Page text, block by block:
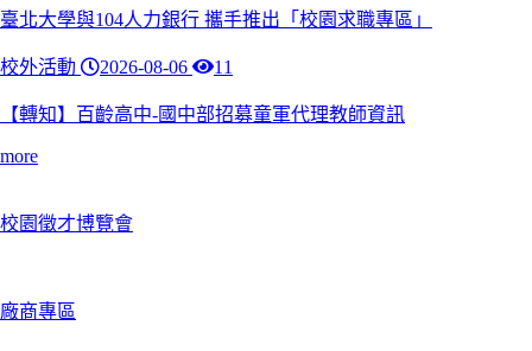
臺北大學與104人力銀行 攜手推出「校園求職專區」
校外活動 2026-08-06 11
【轉知】百齡高中-國中部招募童軍代理教師資訊
more
校園徵才博覽會
廠商專區